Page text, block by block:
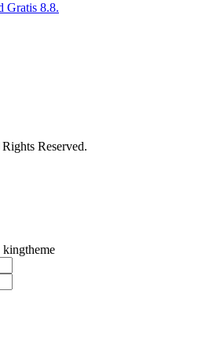
Gratis 8.8.
Reserved.
kingtheme